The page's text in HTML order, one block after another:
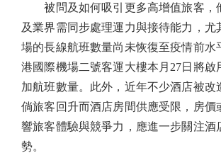
被問及如何吸引更多高增值旅客，
及業界需同步處理運力與接待能力，尤
場的長線航班數量尚未恢復至疫情前水
港國際機場二號客運大樓本月27日將啟
加航班數量。此外，近年不少酒店被改
倘旅客回升而酒店房間供應受限，房價
響旅客體驗與競爭力，應進一步關注酒
勢。